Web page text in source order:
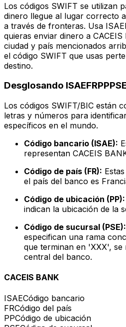
Los códigos SWIFT se utilizan
dinero llegue al lugar correcto
a través de fronteras. Usa
quieras enviar dinero a
ciudad y país mencionados
el código SWIFT que usas
destino.
Desglosando ISAEFRPPPSE
Los códigos SWIFT/BIC están
letras y números para
específicos en el mundo.
Código bancario (ISAE):
representan CACEIS
Código de país (FR):
el país del banco es
Código de ubicación (PP):
indican la ubicación de la
Código de sucursal (PSE):
especifican una rama
que terminan en 'XXX', se
central del banco.
CACEIS BANK
ISAECódigo bancario
FRCódigo del país
PPCódigo de ubicación